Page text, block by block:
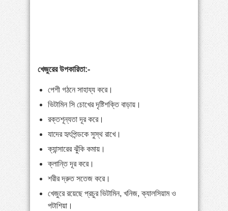
খেজুরের উপকারিতা:-
পেশী গঠনে সাহায্য করে।
ভিটামিন সি চোখের দৃষ্টিশক্তি বাড়ায়।
রক্তশূন্যতা দূর করে।
যাদের হৃৎপিন্ডকে সুস্থ রাখে।
ক্যান্সারের ঝুঁকি কমায়।
ক্লান্তি দূর করে।
শরীর দ্রুত সতেজ করে।
খেজুরে রয়েছে প্রচুর ভিটামিন, খনিজ, ক্যালসিয়াম ও
পটাশিয়া।